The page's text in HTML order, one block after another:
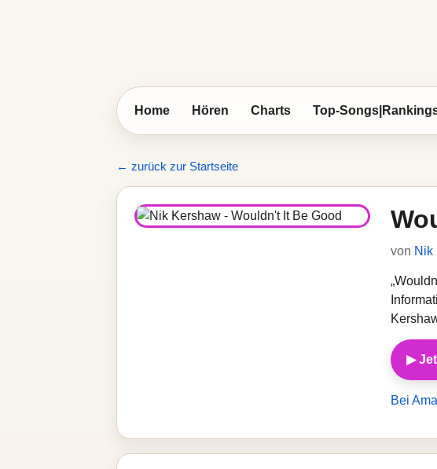
Home Hören Charts Top-
← zurück zur Startseite
von Nik
▶
Bei